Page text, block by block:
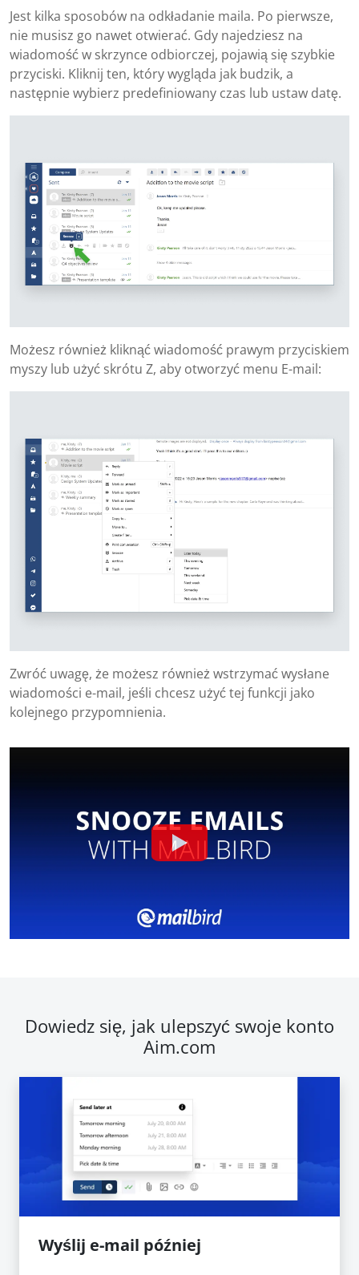
Jest kilka sposobów na odkładanie maila. Po pierwsze,
nie musisz go nawet otwierać. Gdy najedziesz na
wiadomość w skrzynce odbiorczej, pojawią się szybkie
przyciski. Kliknij ten, który wygląda jak budzik, a
następnie wybierz predefiniowany czas lub ustaw datę.
Możesz również kliknąć wiadomość prawym przyciskiem
myszy lub użyć skrótu Z, aby otworzyć menu E-mail:
Zwróć uwagę, że możesz również wstrzymać wysłane
wiadomości e-mail, jeśli chcesz użyć tej funkcji jako
kolejnego przypomnienia.
Dowiedz się, jak ulepszyć swoje konto
Aim.com
Wyślij e-mail później